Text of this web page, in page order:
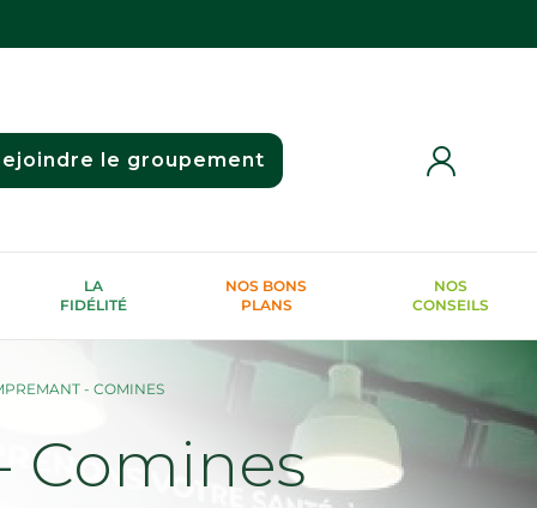
le groupement
LA
FIDÉLITÉ
NOS BONS
PLANS
NOS
CONSEILS
- COMINES
Comines